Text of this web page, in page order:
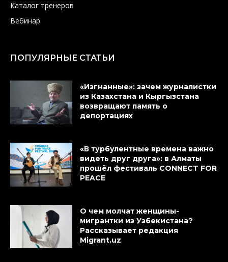
Каталог тренеров
Вебинар
ПОПУЛЯРНЫЕ СТАТЬИ
«Изгнанные»: зачем журналистки
из Казахстана и Кыргызстана
возвращают память о
депортациях
«В турбулентные времена важно
видеть друг друга»: в Алматы
прошёл фестиваль CONNECT FOR
PEACE
О чем молчат женщины-
мигрантки из Узбекистана?
Рассказывает редакция
Migrant.uz